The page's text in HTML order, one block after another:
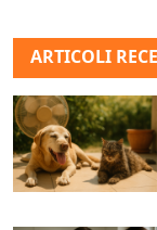
ARTICOLI